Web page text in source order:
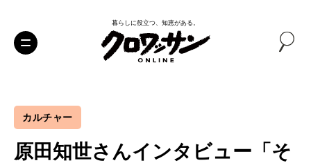
暮らしに役立つ、知恵がある。
カルチャー
原田知世さんインタビュー 「そ